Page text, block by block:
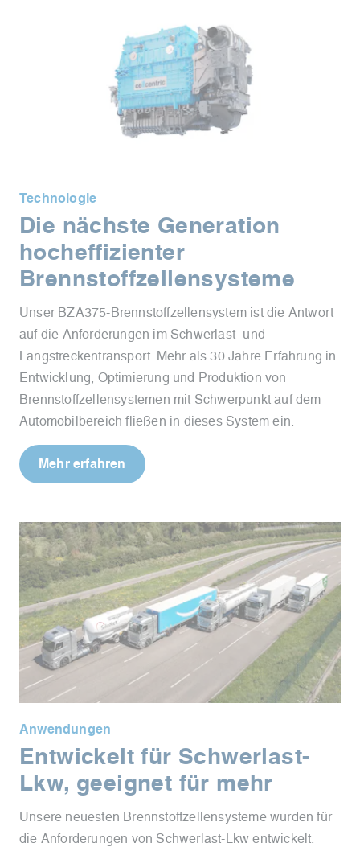
Technologie
Die nächste Generation
hocheffizienter
Brennstoffzellensysteme
Unser BZA375-Brennstoffzellensystem ist die Antwort
auf die Anforderungen im Schwerlast- und
Langstreckentransport. Mehr als 30 Jahre Erfahrung in
Entwicklung, Optimierung und Produktion von
Brennstoffzellensystemen mit Schwerpunkt auf dem
Automobilbereich fließen in dieses System ein.
Mehr erfahren
Anwendungen
Entwickelt für Schwerlast-
Lkw, geeignet für mehr
Unsere neuesten Brennstoffzellensysteme wurden für
die Anforderungen von Schwerlast-Lkw entwickelt.